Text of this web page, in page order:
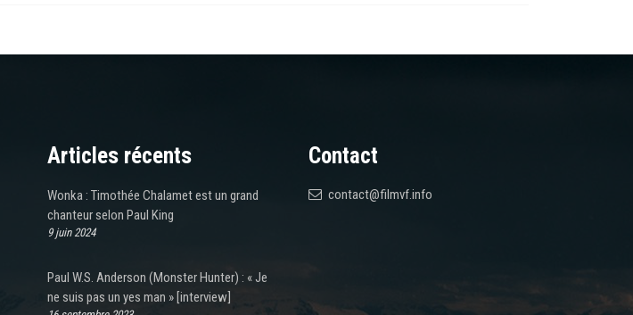
Articles récents
Wonka : Timothée Chalamet est un grand
chanteur selon Paul King
9 juin 2024
Paul W.S. Anderson (Monster Hunter) : « Je
ne suis pas un yes man » [interview]
Contact
contact@filmvf.info